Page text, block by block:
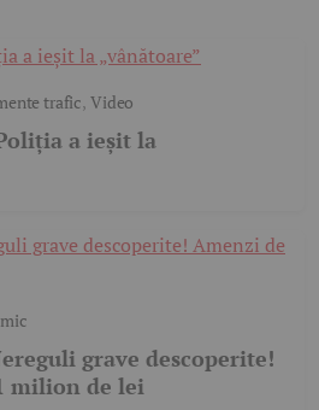
trafic,Video
a ieșit la
grave descoperite!
milion de lei